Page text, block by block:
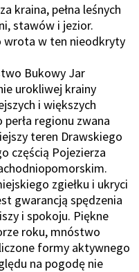
kraina, pełna leśnych
stawów i jezior.
wrota w ten nieodkryty
Bukowy Jar
urokliwej krainy
i większych
regionu zwana
teren Drawskiego
częścią Pojezierza
zgiełku i ukryci
gwarancją spędzenia
i spokoju. Piękne
roku, mnóstwo
formy aktywnego
na pogodę nie